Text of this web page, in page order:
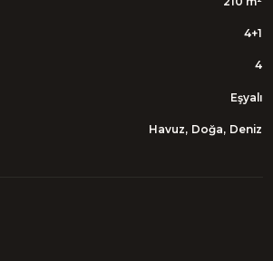
4+1
4
Eşyalı
Havuz, Doğa, Deniz